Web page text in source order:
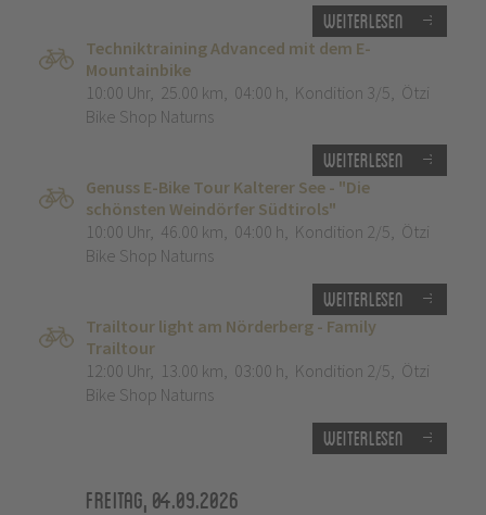
Weiterlesen
Techniktraining Advanced mit dem E-
Mountainbike
10:00 Uhr, 25.00 km, 04:00 h, Kondition 3/5, Ötzi
Bike Shop Naturns
Weiterlesen
Genuss E-Bike Tour Kalterer See - "Die
schönsten Weindörfer Südtirols"
10:00 Uhr, 46.00 km, 04:00 h, Kondition 2/5, Ötzi
Bike Shop Naturns
Weiterlesen
Trailtour light am Nörderberg - Family
Trailtour
12:00 Uhr, 13.00 km, 03:00 h, Kondition 2/5, Ötzi
Bike Shop Naturns
Weiterlesen
Freitag, 04.09.2026